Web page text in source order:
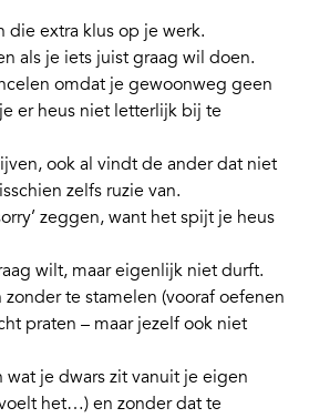
die extra klus op je werk.
als je iets juist graag wil doen.
omdat je gewoonweg geen
er heus niet letterlijk bij te
ook al vindt de ander dat niet
zelfs ruzie van.
zeggen, want het spijt je heus
wilt, maar eigenlijk niet durft.
te stamelen (vooraf oefenen
praten – maar jezelf ook niet
wat je dwars zit vanuit je eigen
het…) en zonder dat te